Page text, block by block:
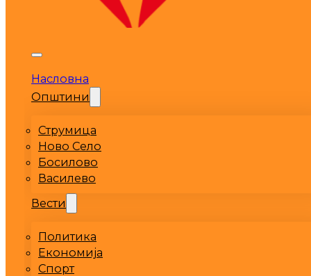
Насловна
Општини
Струмица
Ново Село
Босилово
Василево
Вести
Политика
Економија
Спорт